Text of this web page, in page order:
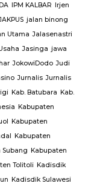
IPM KALBAR Irjen
jalan binong
Utama Jalasenastri
Jasinga jawa
JokowiDodo Judi
Jurnalis Jurnalis
Kab. Batubara Kab.
Kabupaten
Kabupaten
Kabupaten
Subang Kabupaten
Tolitoli Kadisdik
Kadisdik Sulawesi